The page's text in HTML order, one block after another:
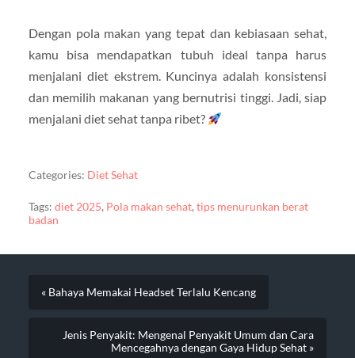
Dengan pola makan yang tepat dan kebiasaan sehat,
kamu bisa mendapatkan tubuh ideal tanpa harus
menjalani diet ekstrem. Kuncinya adalah konsistensi
dan memilih makanan yang bernutrisi tinggi. Jadi, siap
menjalani diet sehat tanpa ribet?
Categories: Diet Sehat
Tags: diet 2025, Pola makan sehat,tips menurunkan berat
badan
« Bahaya Memakai Headset Terlalu Kencang
Jenis Penyakit: Mengenal Penyakit Umum dan Cara
Mencegahnya dengan Gaya Hidup Sehat »